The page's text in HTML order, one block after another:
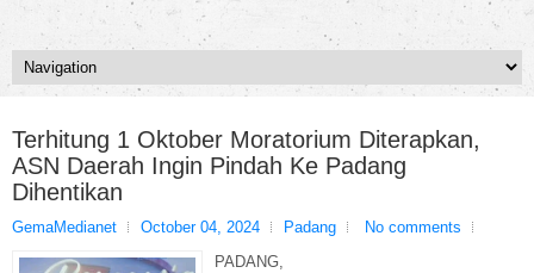
Terhitung 1 Oktober Moratorium Diterapkan,
ASN Daerah Ingin Pindah Ke Padang
Dihentikan
GemaMedianet October 04, 2024 Padang
No comments
PADANG,